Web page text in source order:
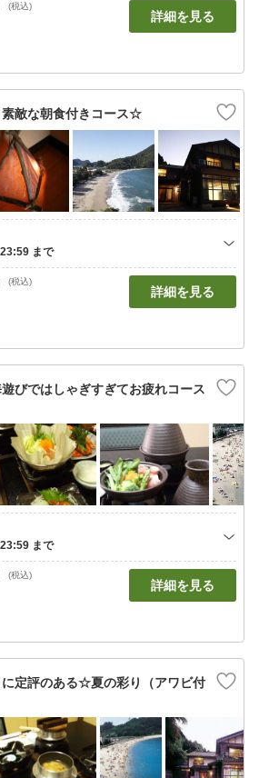
(税込)
詳細を見る
敵な朝食付きコース☆
(税込)
詳細を見る
びではしゃぎすぎてお疲れコース
(税込)
詳細を見る
定評のある☆夏の彩り（アワビ付